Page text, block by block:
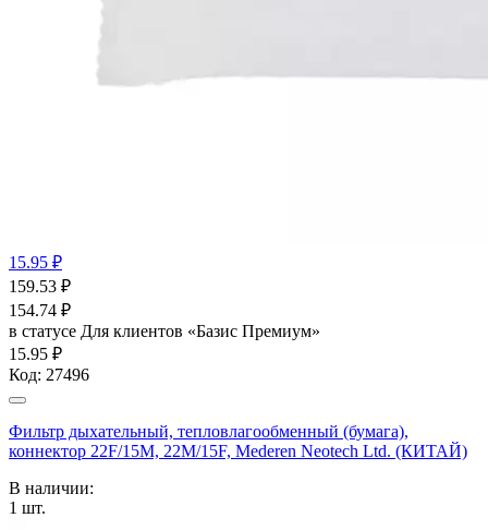
15.95 ₽
159.53 ₽
154.74 ₽
в статусе Для клиентов «Базис Премиум»
15.95 ₽
Код: 27496
Фильтр дыхательный, тепловлагообменный (бумага),
коннектор 22F/15M, 22M/15F, Mederen Neotech Ltd. (КИТАЙ)
В наличии:
1 шт.